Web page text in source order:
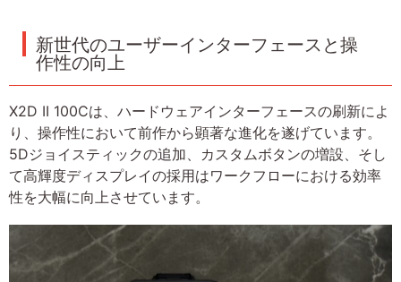
新世代のユーザーインターフェースと操
作性の向上
X2D II 100Cは、ハードウェアインターフェースの刷新によ
り、操作性において前作から顕著な進化を遂げています。
5Dジョイスティックの追加、カスタムボタンの増設、そし
て高輝度ディスプレイの採用はワークフローにおける効率
性を大幅に向上させています。